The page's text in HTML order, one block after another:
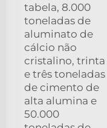
tabela, 8.000
toneladas de
aluminato de
cálcio não
cristalino, trinta
e três toneladas
de cimento de
alta alumina e
50.000